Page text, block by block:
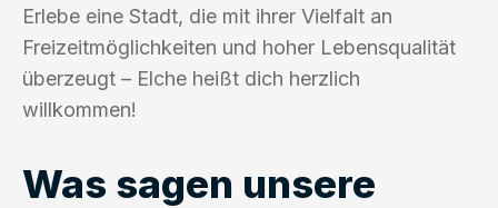
Erlebe eine Stadt, die mit ihrer Vielfalt an
Freizeitmöglichkeiten und hoher Lebensqualität
überzeugt – Elche heißt dich herzlich
willkommen!
Was sagen unsere